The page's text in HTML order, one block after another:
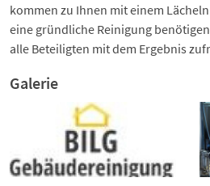
kommen zu Ihnen mit einem
eine gründliche Reinigung
alle Beteiligten mit dem Ergebnis
Galerie